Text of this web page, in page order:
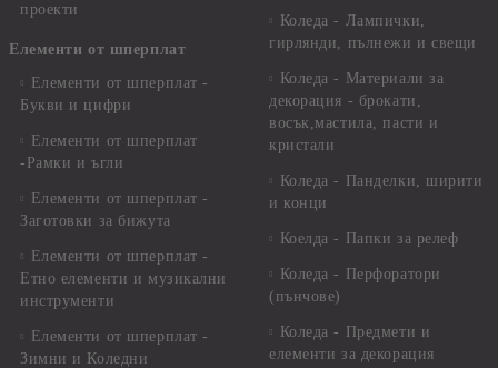
проекти
Елементи от шперплат
Елементи от шперплат -
Букви и цифри
Елементи от шперплат
-Рамки и ъгли
Елементи от шперплат -
Заготовки за бижута
Елементи от шперплат -
Етно елементи и музикални
инструменти
Елементи от шперплат -
Зимни и Коледни
Коледа - Лампички,
гирлянди, пълнежи и свещи
Коледа - Материали за
декорация - брокати,
восък,мастила, пасти и
кристали
Коледа - Панделки, ширити
и конци
Коелда - Папки за релеф
Коледа - Перфоратори
(пънчове)
Коледа - Предмети и
елементи за декорация